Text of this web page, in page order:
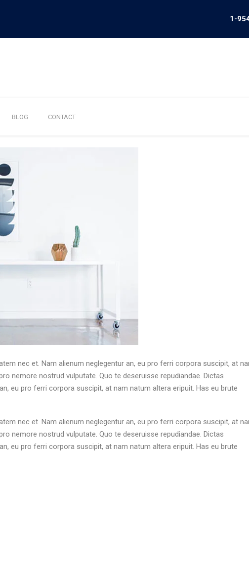
1-
BLOG CONTACT
nec et. Nam alienum neglegentur an, eu pro ferri corpora suscipit, at
nemore nostrud vulputate. Quo te deseruisse repudiandae. Dictas
eu pro ferri corpora suscipit, at nam natum altera eripuit. Has eu brute
nec et. Nam alienum neglegentur an, eu pro ferri corpora suscipit, at
nemore nostrud vulputate. Quo te deseruisse repudiandae. Dictas
eu pro ferri corpora suscipit, at nam natum altera eripuit. Has eu brute